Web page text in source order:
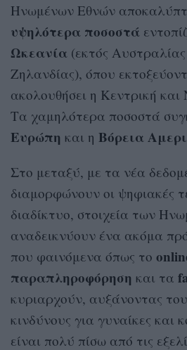
Ηνωμένων Εθνών
υψηλότερα ποσοστά
Ωκεανία (εκτός
Ζηλανδίας), όπου
ακολουθήσει η Κεντρική
Τα χαμηλότερα ποσοστά
Ευρώπη και η Βόρεια
Στο μεταξύ, με τα νέα
διαμορφώνουν οι ψηφιακές
διαδίκτυο, στοιχεία των
αναδεικνύουν ένα ακόμα
που φαινόμενα όπως το
παραπληροφόρηση και τα
κυριαρχούν, αυξάνοντας
κινδύνους για γυναίκες και
είναι πολύ πίσω από τις